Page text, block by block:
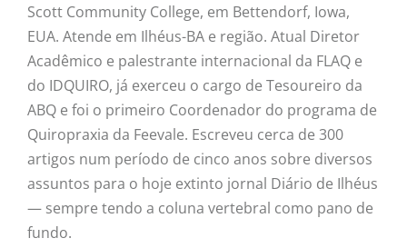
Scott Community College, em Bettendorf, Iowa,
EUA. Atende em Ilhéus-BA e região. Atual Diretor
Acadêmico e palestrante internacional da FLAQ e
do IDQUIRO, já exerceu o cargo de Tesoureiro da
ABQ e foi o primeiro Coordenador do programa de
Quiropraxia da Feevale. Escreveu cerca de 300
artigos num período de cinco anos sobre diversos
assuntos para o hoje extinto jornal Diário de Ilhéus
— sempre tendo a coluna vertebral como pano de
fundo.